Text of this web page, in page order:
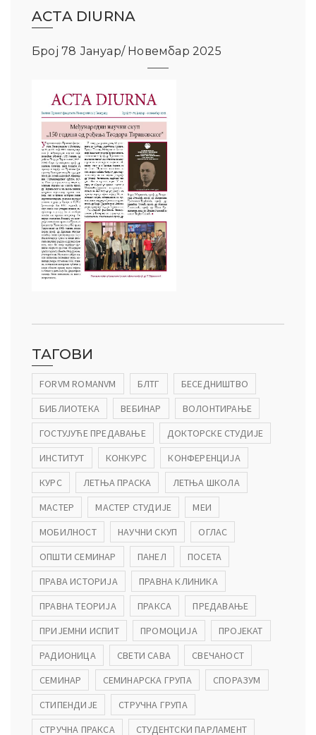
ACTA DIURNA
Број 78 Јануар/ Новембар 2025
ТАГОВИ
FORVM ROMANVM БЛТГ
БЕСЕДНИШТВО
БИБЛИОТЕКА
ВЕБИНАР
ВОЛОНТИРАЊЕ
ГОСТУЈУЋЕ ПРЕДАВАЊЕ
ДОКТОРСКЕ СТУДИЈЕ
ИНСТИТУТ
КОНКУРС
КОНФЕРЕНЦИЈА
КУРС
ЛЕТЊА ПРАСКА
ЛЕТЊА ШКОЛА
МАСТЕР
МАСТЕР СТУДИЈЕ
МЕИ
МОБИЛНОСТ
НАУЧНИ СКУП
ОГЛАС
ОПШТИ СЕМИНАР
ПАНЕЛ
ПОСЕТА
ПРАВА ИСТОРИЈА
ПРАВНА КЛИНИКА
ПРАВНА ТЕОРИЈА
ПРАКСА
ПРЕДАВАЊЕ
ПРИЈЕМНИ ИСПИТ
ПРОМОЦИЈА
ПРОЈЕКАТ
РАДИОНИЦА
СВЕТИ САВА
СВЕЧАНОСТ
СЕМИНАР
СЕМИНАРСКА ГРУПА
СПОРАЗУМ
СТИПЕНДИЈЕ
СТРУЧНА ГРУПА
СТРУЧНА ПРАКСА
СТУДЕНТСКИ ПАРЛАМЕНТ